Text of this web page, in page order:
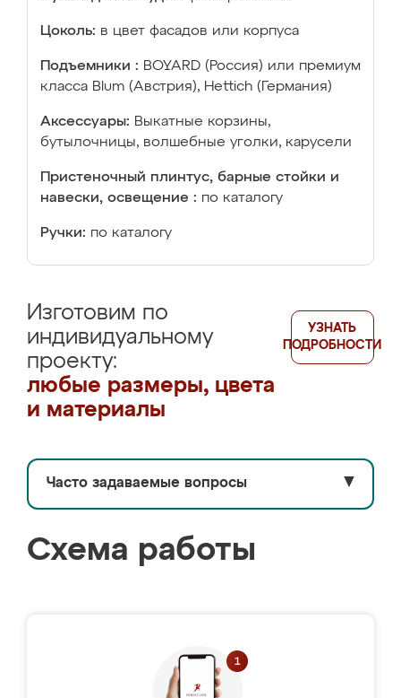
Цоколь: в цвет фасадов или корпуса
Подъемники : BOYARD (Россия) или премиум
класса Blum (Австрия), Hettich (Германия)
Аксессуары: Выкатные корзины,
бутылочницы, волшебные уголки, карусели
Пристеночный плинтус, барные стойки и
навески, освещение : по каталогу
Ручки: по каталогу
Изготовим по
индивидуальному
проекту:
любые размеры, цвета
и материалы
УЗНАТЬ
ПОДРОБНОСТИ
Часто задаваемые вопросы ▼
Схема работы